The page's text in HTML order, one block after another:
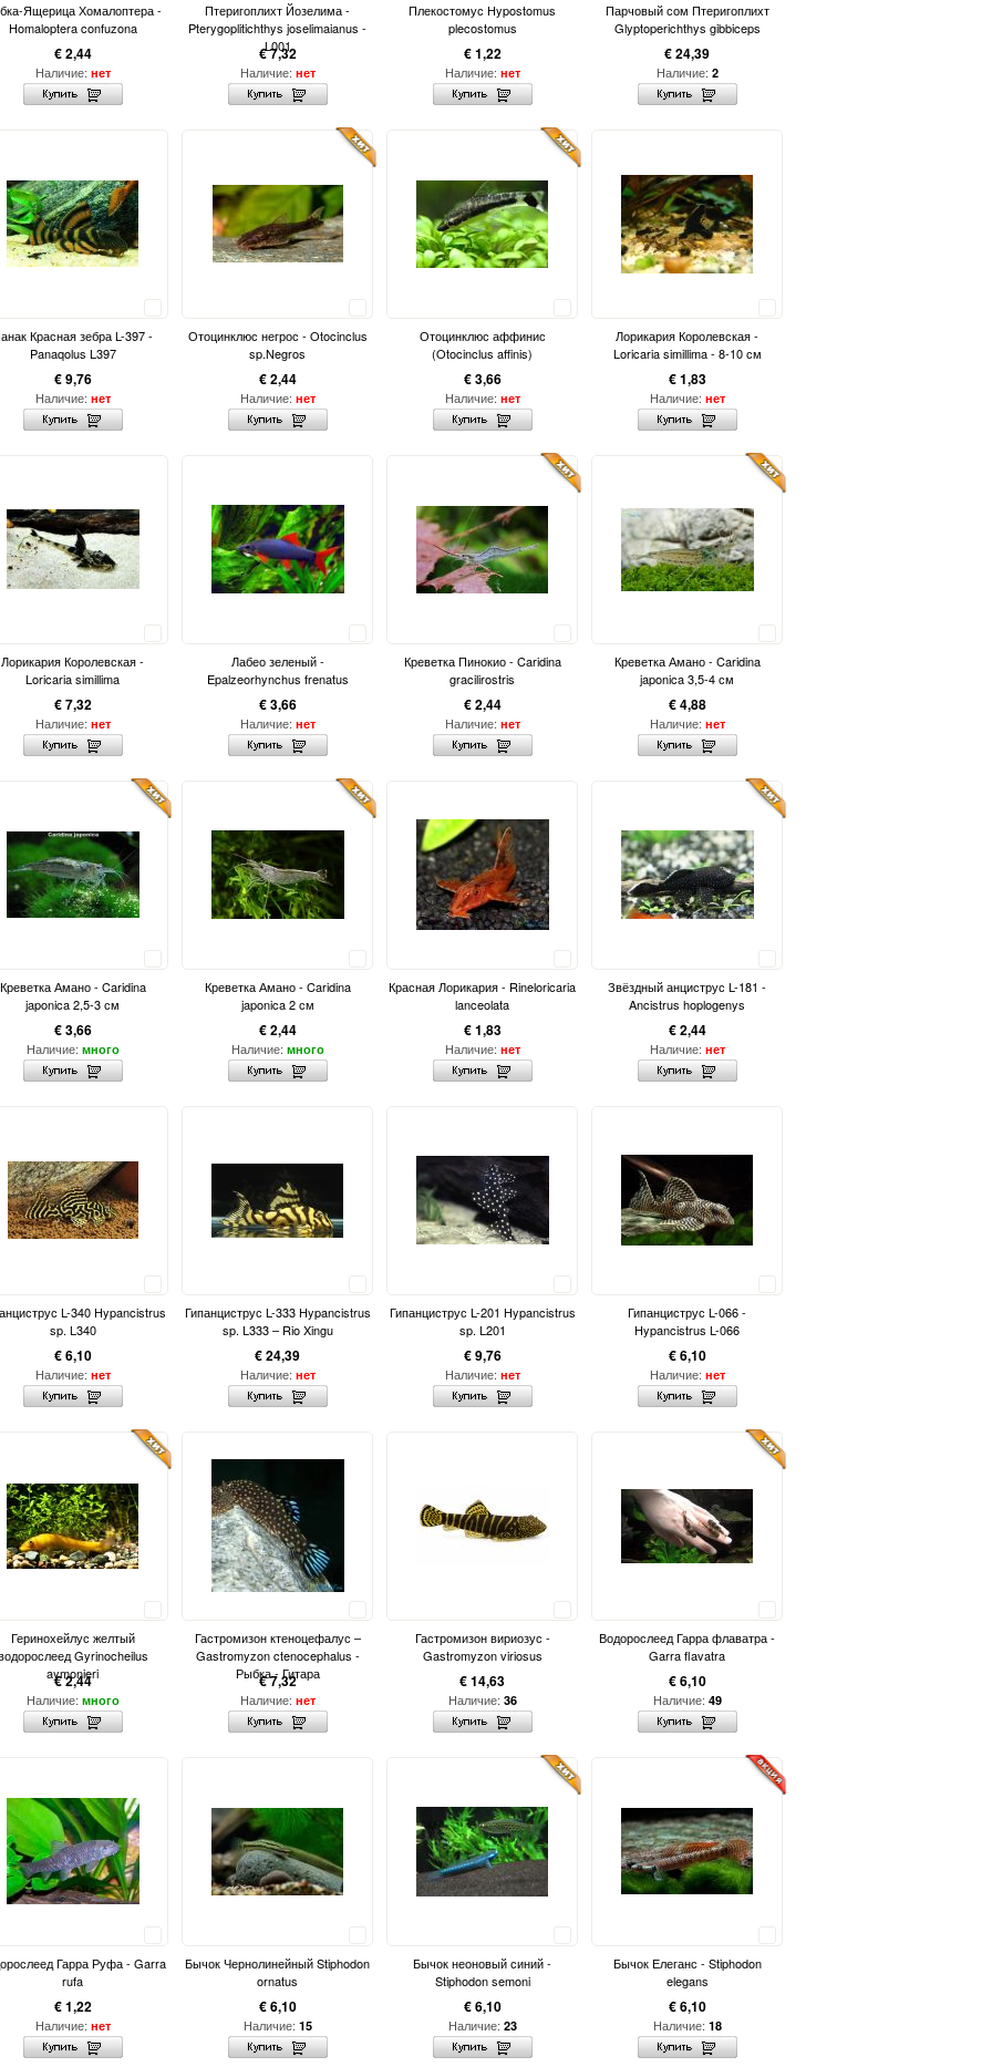
Ящерица Хомалоптера -
Homaloptera confuzona
€ 2,44
Наличие: нет
Птеригоплихт Йозелима -
Pterygoplitichthys joselimaianus -
L001
€ 7,32
Наличие: нет
Плекостомус Hypostomus
plecostomus
€ 1,22
Наличие: нет
Парчовый сом Птеригоплихт
Glyptoperichthys gibbiceps
€ 24,39
Наличие: 2
Красная зебра L-397 -
Panaqolus L397
€ 9,76
Наличие: нет
Отоцинклюс негрос - Otocinclus
sp.Negros
€ 2,44
Наличие: нет
Отоцинклюс аффинис
(Otocinclus affinis)
€ 3,66
Наличие: нет
Лорикария Королевская -
Loricaria simillima - 8-10 см
€ 1,83
Наличие: нет
Лорикария Королевская -
Loricaria simillima
€ 7,32
Наличие: нет
Лабео зеленый -
Epalzeorhynchus frenatus
€ 3,66
Наличие: нет
Креветка Пинокио - Caridina
gracilirostris
€ 2,44
Наличие: нет
Креветка Амано - Caridina
japonica 3,5-4 см
€ 4,88
Наличие: нет
Креветка Амано - Caridina
japonica 2,5-3 см
€ 3,66
Наличие: много
Креветка Амано - Caridina
japonica 2 см
€ 2,44
Наличие: много
Красная Лорикария - Rineloricaria
lanceolata
€ 1,83
Наличие: нет
Звёздный анциструс L-181 -
Ancistrus hoplogenys
€ 2,44
Наличие: нет
L-340 Hypancistrus
sp. L340
€ 6,10
Наличие: нет
Гипанциструс L-333 Hypancistrus
sp. L333 – Rio Xingu
€ 24,39
Наличие: нет
Гипанциструс L-201 Hypancistrus
sp. L201
€ 9,76
Наличие: нет
Гипанциструс L-066 -
Hypancistrus L-066
€ 6,10
Наличие: нет
Геринохейлус желтый
Gyrinocheilus
aymonieri
€ 2,44
Наличие: много
Гастромизон ктеноцефалус –
Gastromyzon ctenocephalus -
Рыбка - Гитара
€ 7,32
Наличие: нет
Гастромизон вириозус -
Gastromyzon viriosus
€ 14,63
Наличие: 36
Водорослеед Гарра флаватра -
Garra flavatra
€ 6,10
Наличие: 49
Гарра Руфа - Garra
rufa
€ 1,22
Наличие: нет
Бычок Чернолинейный Stiphodon
ornatus
€ 6,10
Наличие: 15
Бычок неоновый синий -
Stiphodon semoni
€ 6,10
Наличие: 23
Бычок Елеганс - Stiphodon
elegans
€ 6,10
Наличие: 18